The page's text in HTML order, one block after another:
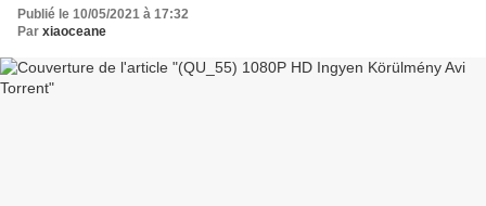
Publié le 10/05/2021 à 17:32
Par xiaoceane